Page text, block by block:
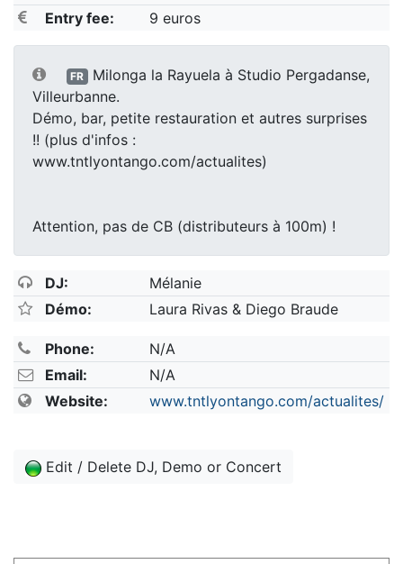
Entry fee:
9 euros
FR
Milonga la Rayuela à Studio Pergadanse,
Villeurbanne.
Démo, bar, petite restauration et autres surprises
!! (plus d'infos :
www.tntlyontango.com/actualites)
Attention, pas de CB (distributeurs à 100m) !
DJ:
Mélanie
Démo:
Laura Rivas & Diego Braude
Phone:
N/A
Email:
N/A
Website:
www.tntlyontango.com/actualites/
Edit / Delete DJ, Demo or Concert